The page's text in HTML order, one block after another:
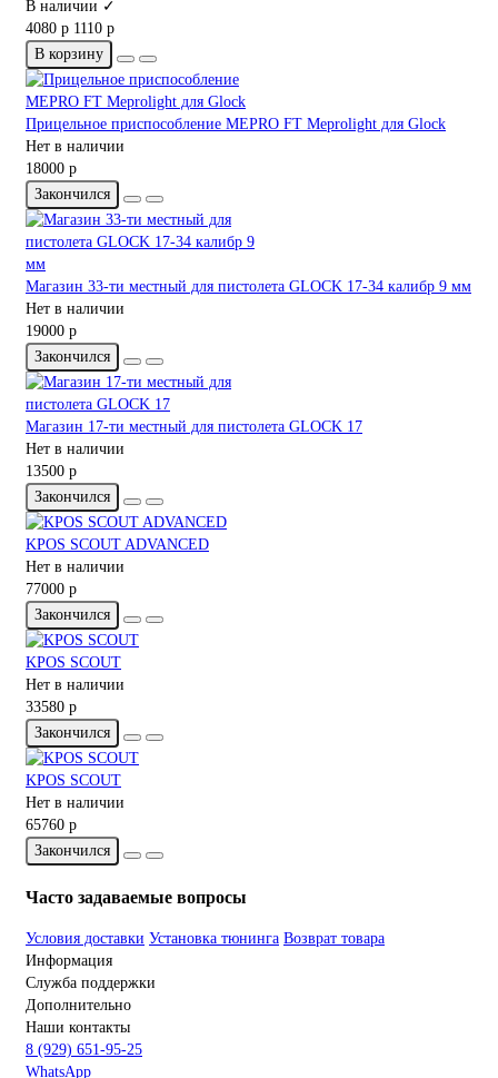
В наличии ✓
4080 р 1110 р
В корзину
Прицельное приспособление MEPRO FT Meprolight для Glock
Нет в наличии
18000 р
Закончился
Магазин 33-ти местный для пистолета GLOCK 17-34 калибр 9 мм
Нет в наличии
19000 р
Закончился
Магазин 17-ти местный для пистолета GLOCK 17
Нет в наличии
13500 р
Закончился
KPOS SCOUT ADVANCED
Нет в наличии
77000 р
Закончился
KPOS SCOUT
Нет в наличии
33580 р
Закончился
KPOS SCOUT
Нет в наличии
65760 р
Закончился
Часто задаваемые вопросы
Условия доставки Установка тюнинга Возврат товара
Информация
Служба поддержки
Дополнительно
Наши контакты
8 (929) 651-95-25
WhatsApp